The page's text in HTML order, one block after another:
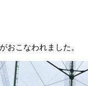
おこなわれました。